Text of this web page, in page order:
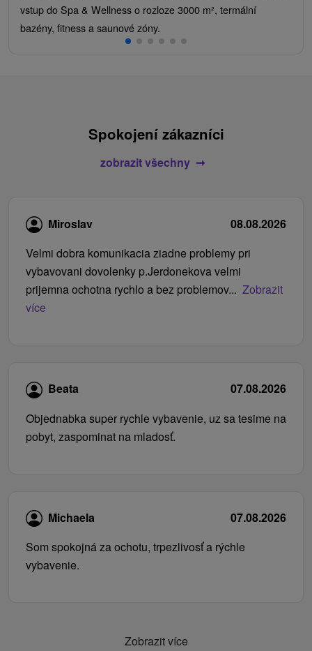
vstup do Spa & Wellness o rozloze 3000 m², termální
bazény, fitness a saunové zóny.
Spokojení zákazníci
zobrazit všechny
Miroslav
08.08.2026
Velmi dobra komunikacia ziadne problemy pri
vybavovani dovolenky p.Jerdonekova velmi
prijemna ochotna rychlo a bez problemov... Zobrazit
více
Beata
07.08.2026
Objednabka super rychle vybavenie, uz sa tesime na
pobyt, zaspominat na mladosť.
Michaela
07.08.2026
Som spokojná za ochotu, trpezlivosť a rýchle
vybavenie.
Zobrazit více